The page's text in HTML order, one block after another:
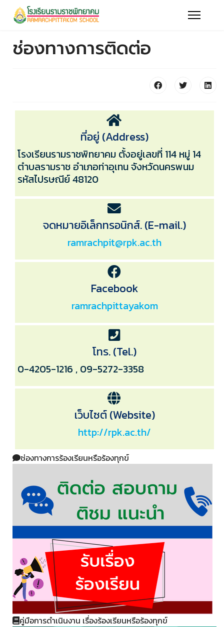
ช่องทางการติดต่อ
ที่อยู่ (Address)
โรงเรียนรามราชพิทยาคม ตั้งอยู่เลขที่ 114 หมู่ 14
ตำบลรามราช อำเภอท่าอุเทน จังหวัดนครพนม
รหัสไปรษณีย์ 48120
จดหมายอิเล็กทรอนิกส์. (E-mail.)
ramrachpit@rpk.ac.th
Facebook
ramrachpittayakom
โทร. (Tel.)
0-4205-1216 , 09-5272-3358
เว็บไซต์ (Website)
http://rpk.ac.th/
ช่องทางการร้องเรียนหรือร้องทุกข์
คู่มือการดำเนินงาน เรื่องร้องเรียนหรือร้องทุกข์